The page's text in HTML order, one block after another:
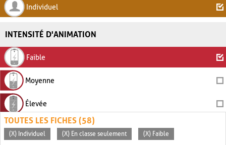
Individuel
INTENSITÉ D'ANIMATION
Faible
Moyenne
Élevée
TOUTES LES FICHES (58)
(X) Individuel (X) En classe seulement (X) Faible